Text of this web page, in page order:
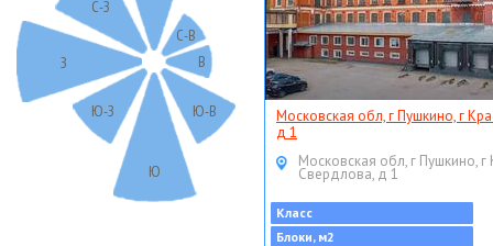
С-В
В
Ю-В
Ю
Ю-З
З
С-З
Московская обл, г Пушкино, г
д 1
Московская обл, г Пушкино, г
Свердлова, д 1
Класс
Блоки, м2